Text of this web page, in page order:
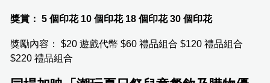
獎賞： 5 個印花 10 個印花 18 個印花 30 個印花
獎勵內容： $20 遊戲代幣 $60 禮品組合 $120 禮品組合
$220 禮品組合